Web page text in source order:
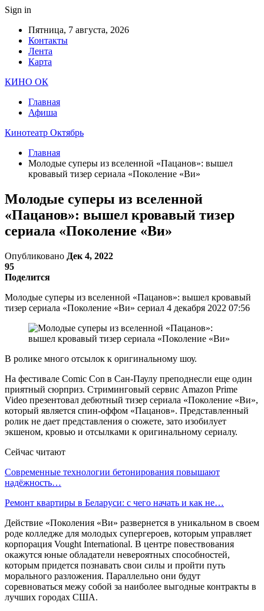
Sign in
Пятница, 7 августа, 2026
Контакты
Лента
Карта
КИНО ОК
Главная
Афиша
Кинотеатр Октябрь
Главная
Молодые суперы из вселенной «Пацанов»: вышел
кровавый тизер сериала «Поколение «Ви»
Молодые суперы из вселенной
«Пацанов»: вышел кровавый тизер
сериала «Поколение «Ви»
Опубликовано Дек 4, 2022
95
Поделится
Молодые суперы из вселенной «Пацанов»: вышел кровавый
тизер сериала «Поколение «Ви» сериал 4 декабря 2022 07:56
В ролике много отсылок к оригинальному шоу.
На фестивале Comic Con в Сан-Паулу преподнесли еще один
приятный сюрприз. Стриминговый сервис Amazon Prime
Video презентовал дебютный тизер сериала «Поколение «Ви»,
который является спин-оффом «Пацанов». Представленный
ролик не дает представления о сюжете, зато изобилует
экшеном, кровью и отсылками к оригинальному сериалу.
Сейчас читают
Современные технологии бетонирования повышают
надёжность…
Ремонт квартиры в Беларуси: с чего начать и как не…
Действие «Поколения «Ви» развернется в уникальном в своем
роде колледже для молодых супергероев, которым управляет
корпорация Vought International. В центре повествования
окажутся юные обладатели невероятных способностей,
которым придется познавать свои силы и пройти путь
морального разложения. Параллельно они будут
соревноваться межу собой за наиболее выгодные контракты в
лучших городах США.